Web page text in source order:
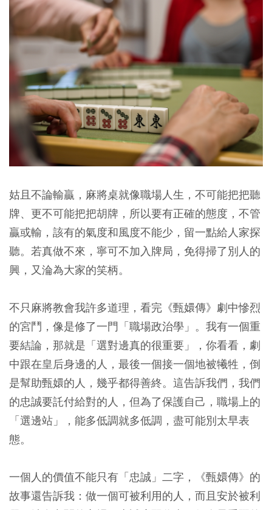
姑且不論輸贏，麻將桌就像職場人生，不可能把把聽
牌、更不可能把把胡牌，所以要有正確的態度，不管
贏或輸，該有的氣度和風度不能少，留一點給人家探
聽。若真做不來，寧可不加入牌局，免得掃了別人的
興，又淪為大家的笑柄。
不只麻將教會我許多道理，看完《甄嬛傳》劇中慘烈
的宮鬥，像是修了一門「職場政治學」。我有一個重
要結論，那就是「選對邊真的很重要」，你看看，劇
中跟在皇后身邊的人，最後一個接一個地被犧牲，倒
是幫助甄嬛的人，幾乎都得善終。這告訴我們，我們
的忠誠要託付給對的人，但為了保護自己，職場上的
「選邊站」，能多低調就多低調，盡可能別太早表
態。
一個人的價值不能只有「忠誠」二字，《甄嬛傳》的
故事還告訴我：做一個可被利用的人，而且安於被利